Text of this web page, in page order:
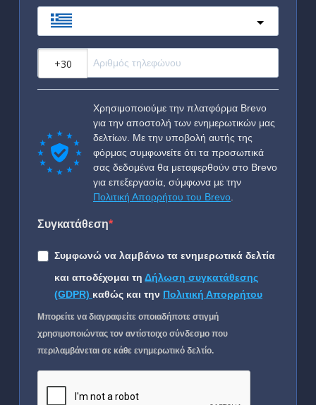
Χρησιμοποιούμε την πλατφόρμα Brevo
για την αποστολή των ενημερωτικών μας
δελτίων. Με την υποβολή αυτής της
φόρμας συμφωνείτε ότι τα προσωπικά
σας δεδομένα θα μεταφερθούν στο Brevo
για επεξεργασία, σύμφωνα με την
Πολιτική Απορρήτου του Brevo
Συγκατάθεση
Συμφωνώ να λαμβάνω τα ενημερωτικά δελτία
και αποδέχομαι τη Δήλωση συγκατάθεσης
(GDPR) καθώς και την Πολιτική Απορρήτου
Μπορείτε να διαγραφείτε οποιαδήποτε στιγμή
χρησιμοποιώντας τον αντίστοιχο σύνδεσμο που
περιλαμβάνεται σε κάθε ενημερωτικό δελτίο.